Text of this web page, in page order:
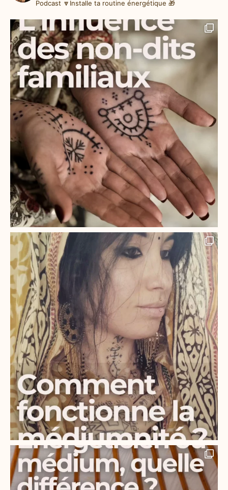
Podcast 🔽Installe ta routine énergétique 🎁